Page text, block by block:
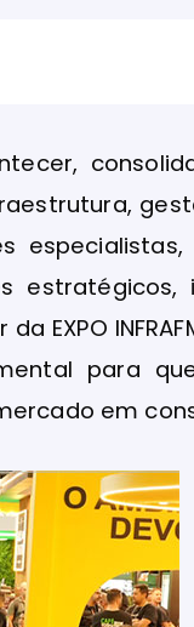
estratégicos,
EXPO
para
em